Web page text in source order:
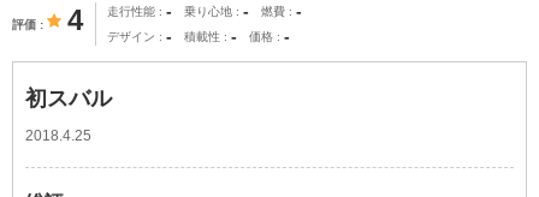
評価 4 走行性能 - 乗り心地 - 燃費 -
デザイン - 積載性 - 価格 -
初スバル
2018.4.25